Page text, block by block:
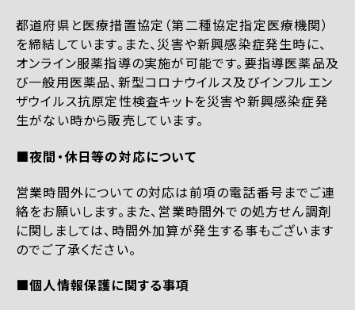
都道府県と医療措置協定（第二種協定指定医療機関）
を締結しています。また、災害や新興感染症発生時に、
オンライン服薬指導の実施が可能です。要指導医薬品及
び一般用医薬品、新型コロナウイルス及びインフルエン
ザウイルス抗原定性検査キットを災害や新興感染症発
生がない時から販売しています。
■夜間・休日等の対応について
営業時間外についての対応は前項の電話番号までご連
絡をお願いします。また、営業時間外での処方せん調剤
に関しましては、時間外加算が発生する事もございます
のでご了承ください。
■個人情報保護に関する事項